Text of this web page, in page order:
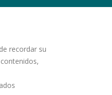
recordar su